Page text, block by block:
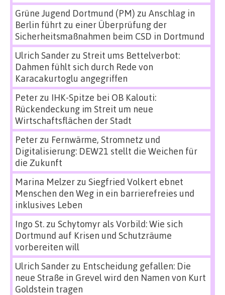
Grüne Jugend Dortmund (PM) zu Anschlag in
Berlin führt zu einer Überprüfung der
Sicherheitsmaßnahmen beim CSD in Dortmund
Ulrich Sanderzu Streit ums Bettelverbot:
Dahmen fühlt sich durch Rede von
Karacakurtoglu angegriffen
Peterzu IHK-Spitze bei OB Kalouti:
Rückendeckung im Streit um neue
Wirtschaftsflächen der Stadt
Peterzu Fernwärme, Stromnetz und
Digitalisierung: DEW21 stellt die Weichen für
die Zukunft
Marina Melzerzu Siegfried Volkert ebnet
Menschen den Weg in ein barrierefreies und
inklusives Leben
Ingo St.zu Schytomyr als Vorbild: Wie sich
Dortmund auf Krisen und Schutzräume
vorbereiten will
Ulrich Sanderzu Entscheidung gefallen: Die
neue Straße in Grevel wird den Namen von Kurt
Goldstein tragen